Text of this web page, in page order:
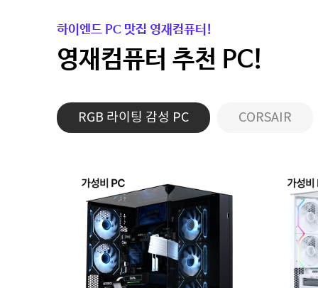
하이엔드 PC 맛집 영재컴퓨터!
영재컴퓨터 추천 PC!
RGB 라이팅 감성 PC CORSAIR